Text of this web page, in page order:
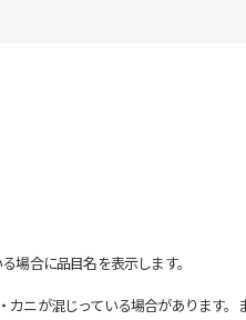
場合に品目名を表示します。
が混じっている場合があります。